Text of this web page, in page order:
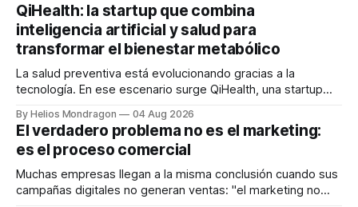
QiHealth: la startup que combina
inteligencia artificial y salud para
transformar el bienestar metabólico
La salud preventiva está evolucionando gracias a la
tecnología. En ese escenario surge QiHealth, una startup
dispositivos inteligentes, inteligencia artificial y monitoreo
en tiempo real para ayudar a las personas a tomar mejores
decisiones sobre su salud metabólica. Su propuesta busca
responder
By Helios Mondragon 04 Aug 2026
El verdadero problema no es el marketing:
es el proceso comercial
Muchas empresas llegan a la misma conclusión cuando sus
campañas digitales no generan ventas: "el marketing no